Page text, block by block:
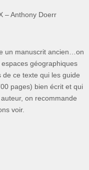
– Anthony Doerr
un manuscrit ancien…on
géographiques
ce texte qui les guide
pages) bien écrit et qui
on recommande
voir.